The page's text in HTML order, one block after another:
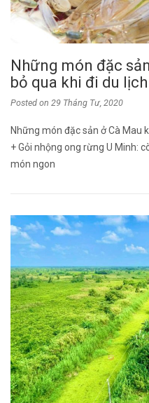
Những món đặc
bỏ qua khi đi du lịch
Posted on 29 Tháng Tư, 2020
Những món đặc sản ở Cà Mau
+ Gỏi nhộng ong rừng U Minh:
món ngon